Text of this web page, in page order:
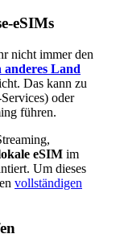
eSIMs
nicht immer den
anderes Land
Das kann zu
oder
führen.
eSIM im
Um dieses
vollständigen